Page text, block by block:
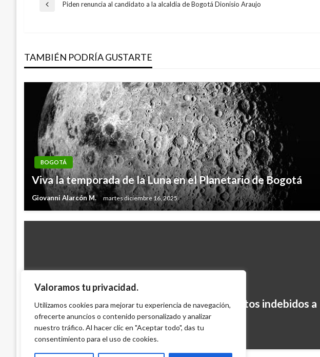
Valoramos tu privacidad.
Utilizamos cookies para mejorar tu experiencia de navegación,
ofrecerte anuncios o contenido personalizado y analizar
nuestro tráfico. Al hacer clic en "Aceptar todo", das tu
consentimiento para el uso de cookies.
Navegación
entradas
Entrada
Piden renuncia al candidato a la alcaldia de Bogotá Dionisio Araujo
TAMBIÉN PODRÍA GUSTARTE
BOGOTÁ
Viva la temporada de la Luna en el Planetario de Bogotá
Giovanni Alarcón M. martes diciembre 16, 2025
BOGOTÁ
Capturan a sujetos que realizaban tocamientos indebidos a
pasajeras de Transmilenio
Iván Briceño viernes noviembre 4, 2022